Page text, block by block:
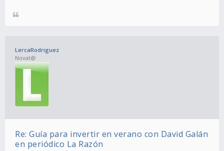
LercaRodriguez
Novat@
Re: Guía para invertir en verano con David Galán
en periódico La Razón